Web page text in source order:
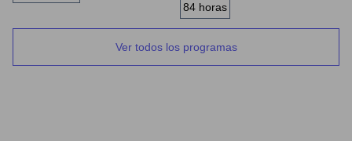
84 horas
Ver todos los programas